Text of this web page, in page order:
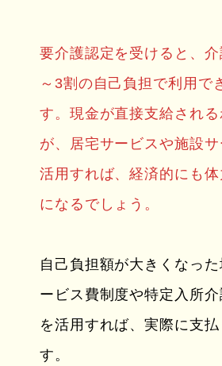
要介護認定を受けると、
～3割の自己負担で利用で
す。現金が直接支給され
が、居宅サービスや施設
活用すれば、経済的にも
になるでしょう。
自己負担額が大きくなっ
ービス費制度や特定入所
を活用すれば、実際に支
す。